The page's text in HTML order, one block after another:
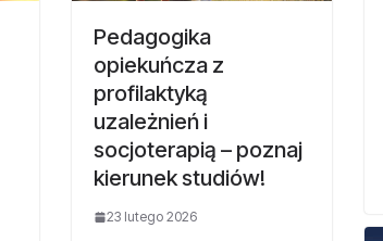
Pedagogika
opiekuńcza z
profilaktyką
uzależnień i
socjoterapią – poznaj
kierunek studiów!
23 lutego 2026